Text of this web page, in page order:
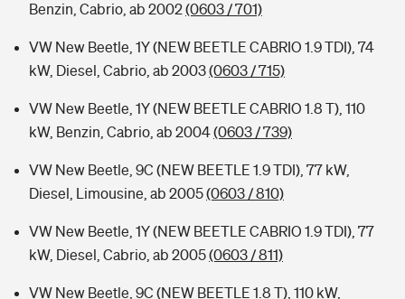
Benzin, Cabrio, ab 2002(0603 / 701)
VW New Beetle, 1Y (NEW BEETLE CABRIO 1.9 TDI), 74
kW, Diesel, Cabrio, ab 2003(0603 / 715)
VW New Beetle, 1Y (NEW BEETLE CABRIO 1.8 T), 110
kW, Benzin, Cabrio, ab 2004(0603 / 739)
VW New Beetle, 9C (NEW BEETLE 1.9 TDI), 77 kW,
Diesel, Limousine, ab 2005(0603 / 810)
VW New Beetle, 1Y (NEW BEETLE CABRIO 1.9 TDI), 77
kW, Diesel, Cabrio, ab 2005(0603 / 811)
VW New Beetle, 9C (NEW BEETLE 1.8 T), 110 kW,